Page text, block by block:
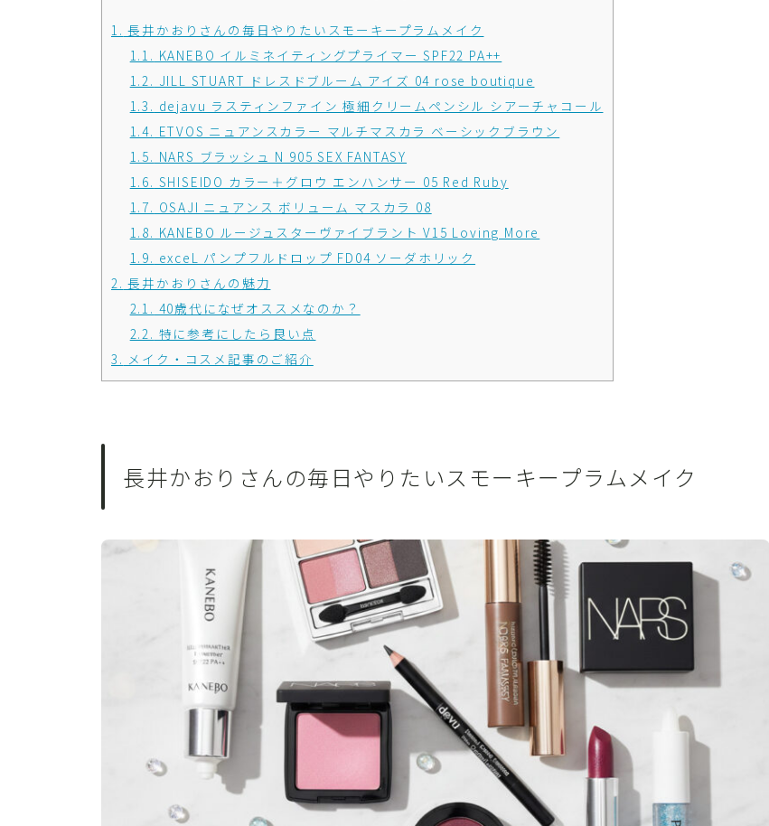
1. 長井かおりさんの毎日やりたいスモーキープラムメイク
1.1. KANEBO イルミネイティングプライマー SPF22 PA++
1.2. JILL STUART ドレスドブルーム アイズ 04 rose boutique
1.3. dejavu ラスティンファイン 極細クリームペンシル シアーチャコール
1.4. ETVOS ニュアンスカラー マルチマスカラ ベーシックブラウン
1.5. NARS ブラッシュ N 905 SEX FANTASY
1.6. SHISEIDO カラー＋グロウ エンハンサー 05 Red Ruby
1.7. OSAJI ニュアンス ボリューム マスカラ 08
1.8. KANEBO ルージュスターヴァイブラント V15 Loving More
1.9. exceL パンプフルドロップ FD04 ソーダホリック
2. 長井かおりさんの魅力
2.1. 40歳代になぜオススメなのか？
2.2. 特に参考にしたら良い点
3. メイク・コスメ記事のご紹介
長井かおりさんの毎日やりたいスモーキープラムメイク